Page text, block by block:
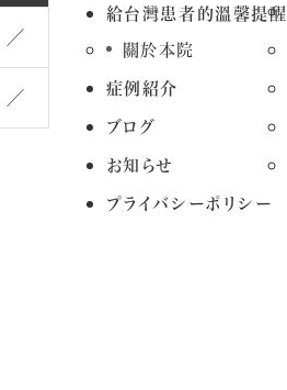
／
／
給台灣患者的溫馨提醒
關於本院
症例紹介
ブログ
お知らせ
プライバシーポリシー